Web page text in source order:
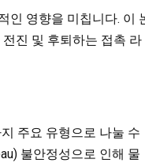
인 영향을 미칩니다. 이
진 및 후퇴하는 접촉 라
주요 유형으로 나눌 수
불안정성으로 인해 물